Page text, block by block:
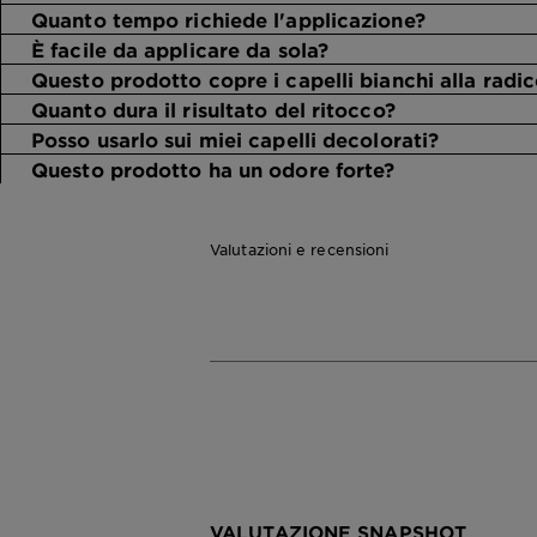
Quanto tempo richiede l'applicazione?
È facile da applicare da sola?
Questo prodotto copre i capelli bianchi alla
Quanto dura il risultato del ritocco?
Posso usarlo sui miei capelli decolorati?
Questo prodotto ha un odore forte?
Valutazioni e recensioni
VALUTAZIONE SNAPSHOT